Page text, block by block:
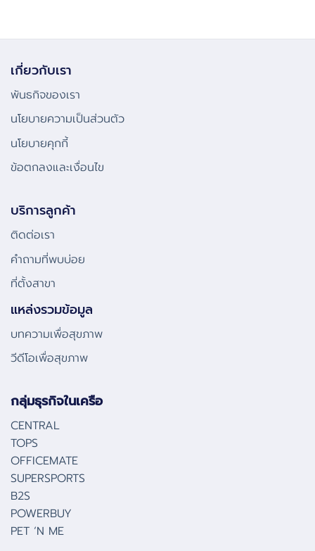
เกี่ยวกับเรา
พันธกิจของเรา
นโยบายความเป็นส่วนตัว
นโยบายคุกกี้
ข้อตกลงและเงื่อนไข
บริการลูกค้า
ติดต่อเรา
คําถามที่พบบ่อย
ที่ตั้งสาขา
แหล่งรวมข้อมูล
บทความเพื่อสุขภาพ
วีดีโอเพื่อสุขภาพ
กลุ่มธุรกิจในเครือ
CENTRAL
TOPS
OFFICEMATE
SUPERSPORTS
B2S
POWERBUY
PET ‘N ME